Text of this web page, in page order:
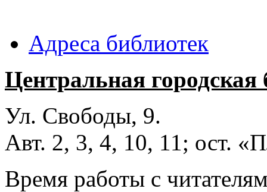
Адреса библиотек
Центральная
Ул. Свободы, 9.
Авт. 2, 3, 4, 10, 11; ост.
Время работы с